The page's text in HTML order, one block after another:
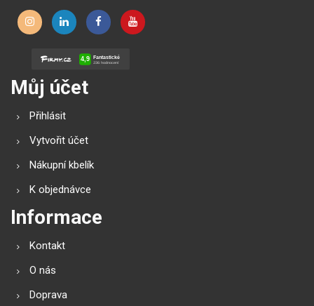
Můj účet
Přihlásit
Vytvořit účet
Nákupní kbelík
K objednávce
Informace
Kontakt
O nás
Doprava